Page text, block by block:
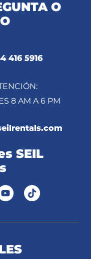
O
416 5916
8 AM A 6 PM
SEIL